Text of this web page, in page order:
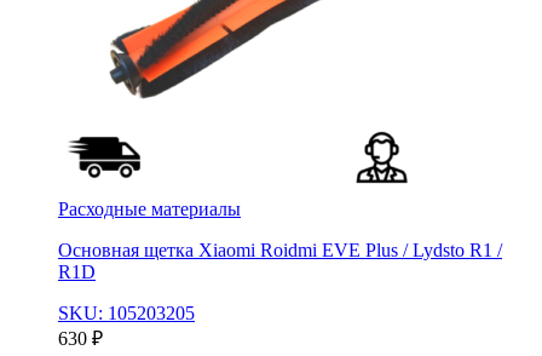
Расходные материалы
Основная щетка Xiaomi Roidmi EVE Plus / Lydsto R1 /
R1D
SKU: 105203205
630 ₽